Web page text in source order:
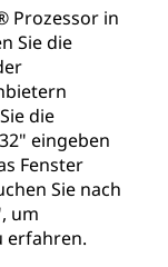
Prozessor in
Sie die
die
eingeben
Fenster
Sie nach
um
erfahren.